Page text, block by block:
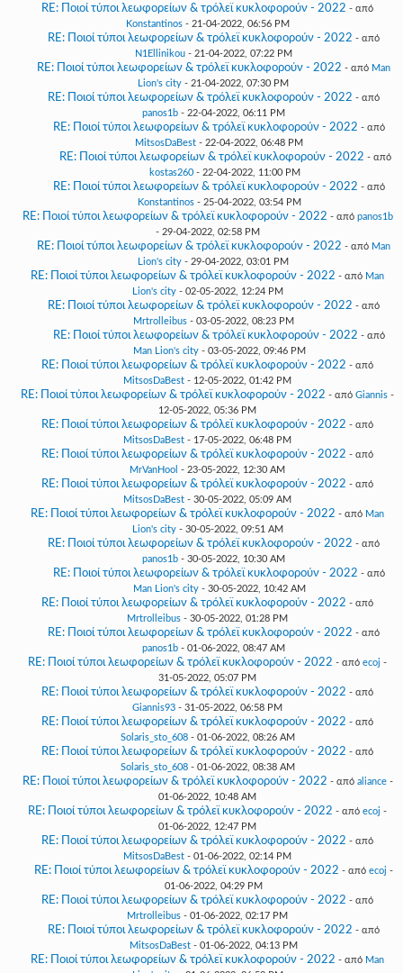
RE: Ποιοί τύποι λεωφορείων & τρόλεϊ κυκλοφορούν - 2022 - από
Konstantinos- 21-04-2022, 06:56 PM
RE: Ποιοί τύποι λεωφορείων & τρόλεϊ κυκλοφορούν - 2022 - από
N1Ellinikou- 21-04-2022, 07:22 PM
RE: Ποιοί τύποι λεωφορείων & τρόλεϊ κυκλοφορούν - 2022 - από Man
Lion's city - 21-04-2022, 07:30 PM
RE: Ποιοί τύποι λεωφορείων & τρόλεϊ κυκλοφορούν - 2022 - από
panos1b- 22-04-2022, 06:11 PM
RE: Ποιοί τύποι λεωφορείων & τρόλεϊ κυκλοφορούν - 2022 - από
MitsosDaBest - 22-04-2022, 06:48 PM
RE: Ποιοί τύποι λεωφορείων & τρόλεϊ κυκλοφορούν - 2022 - από
kostas260 - 22-04-2022, 11:00 PM
RE: Ποιοί τύποι λεωφορείων & τρόλεϊ κυκλοφορούν - 2022 - από
Konstantinos- 25-04-2022, 03:54 PM
RE: Ποιοί τύποι λεωφορείων & τρόλεϊ κυκλοφορούν - 2022 - από panos1b
- 29-04-2022, 02:58 PM
RE: Ποιοί τύποι λεωφορείων & τρόλεϊ κυκλοφορούν - 2022 - από Man
Lion's city - 29-04-2022, 03:01 PM
RE: Ποιοί τύποι λεωφορείων & τρόλεϊ κυκλοφορούν - 2022 - από Man
Lion's city- 02-05-2022, 12:24 PM
RE: Ποιοί τύποι λεωφορείων & τρόλεϊ κυκλοφορούν - 2022 - από
Mrtrolleibus- 03-05-2022, 08:23 PM
RE: Ποιοί τύποι λεωφορείων & τρόλεϊ κυκλοφορούν - 2022 - από
Man Lion's city- 03-05-2022, 09:46 PM
RE: Ποιοί τύποι λεωφορείων & τρόλεϊ κυκλοφορούν - 2022 - από
MitsosDaBest - 12-05-2022, 01:42 PM
RE: Ποιοί τύποι λεωφορείων & τρόλεϊ κυκλοφορούν - 2022 - από Giannis -
12-05-2022, 05:36 PM
RE: Ποιοί τύποι λεωφορείων & τρόλεϊ κυκλοφορούν - 2022 - από
MitsosDaBest - 17-05-2022, 06:48 PM
RE: Ποιοί τύποι λεωφορείων & τρόλεϊ κυκλοφορούν - 2022 - από
MrVanHool - 23-05-2022, 12:30 AM
RE: Ποιοί τύποι λεωφορείων & τρόλεϊ κυκλοφορούν - 2022 - από
MitsosDaBest - 30-05-2022, 05:09 AM
RE: Ποιοί τύποι λεωφορείων & τρόλεϊ κυκλοφορούν - 2022 - από Man
Lion's city- 30-05-2022, 09:51 AM
RE: Ποιοί τύποι λεωφορείων & τρόλεϊ κυκλοφορούν - 2022 - από
panos1b- 30-05-2022, 10:30 AM
RE: Ποιοί τύποι λεωφορείων & τρόλεϊ κυκλοφορούν - 2022 - από
Man Lion's city- 30-05-2022, 10:42 AM
RE: Ποιοί τύποι λεωφορείων & τρόλεϊ κυκλοφορούν - 2022 - από
Mrtrolleibus - 30-05-2022, 01:28 PM
RE: Ποιοί τύποι λεωφορείων & τρόλεϊ κυκλοφορούν - 2022 - από
panos1b- 01-06-2022, 08:47 AM
RE: Ποιοί τύποι λεωφορείων & τρόλεϊ κυκλοφορούν - 2022 - από ecoj -
31-05-2022, 05:07 PM
RE: Ποιοί τύποι λεωφορείων & τρόλεϊ κυκλοφορούν - 2022 - από
Giannis93 - 31-05-2022, 06:58 PM
RE: Ποιοί τύποι λεωφορείων & τρόλεϊ κυκλοφορούν - 2022 - από
Solaris_sto_608- 01-06-2022, 08:26 AM
RE: Ποιοί τύποι λεωφορείων & τρόλεϊ κυκλοφορούν - 2022 - από
Solaris_sto_608- 01-06-2022, 08:38 AM
RE: Ποιοί τύποι λεωφορείων & τρόλεϊ κυκλοφορούν - 2022 - από aliance-
01-06-2022, 10:48 AM
RE: Ποιοί τύποι λεωφορείων & τρόλεϊ κυκλοφορούν - 2022 - από ecoj -
01-06-2022, 12:47 PM
RE: Ποιοί τύποι λεωφορείων & τρόλεϊ κυκλοφορούν - 2022 - από
MitsosDaBest - 01-06-2022, 02:14 PM
RE: Ποιοί τύποι λεωφορείων & τρόλεϊ κυκλοφορούν - 2022 - από ecoj -
01-06-2022, 04:29 PM
RE: Ποιοί τύποι λεωφορείων & τρόλεϊ κυκλοφορούν - 2022 - από
Mrtrolleibus - 01-06-2022, 02:17 PM
RE: Ποιοί τύποι λεωφορείων & τρόλεϊ κυκλοφορούν - 2022 - από
MitsosDaBest- 01-06-2022, 04:13 PM
RE: Ποιοί τύποι λεωφορείων & τρόλεϊ κυκλοφορούν - 2022 - από Man